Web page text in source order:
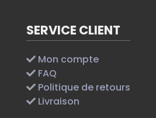
SERVICE CLIENT
Mon compte
FAQ
Politique de retours
Livraison